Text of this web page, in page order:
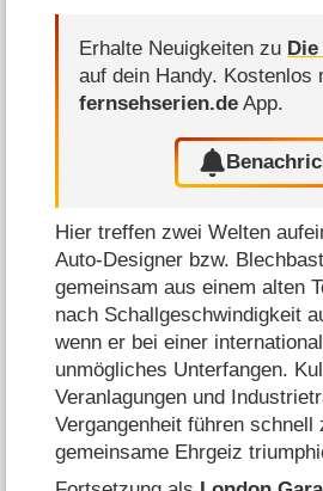
Erhalte Neuigkeiten zu
auf dein Handy. Kostenlos
fernsehserien.de App.
Hier treffen zwei Welten
Auto-Designer bzw.
gemeinsam aus einem alten
nach Schallgeschwindigkeit
wenn er bei einer
unmögliches Unterfangen.
Veranlagungen und
Vergangenheit führen
gemeinsame Ehrgeiz